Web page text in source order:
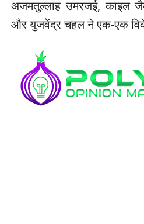
अजमतुल्लाह उमरजई, काइल
और युजवेंद्र चहल ने एक-एक